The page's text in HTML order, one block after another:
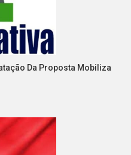
Da Proposta Mobiliza